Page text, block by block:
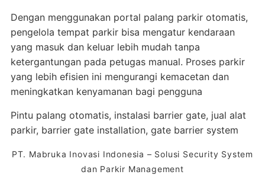
Dengan menggunakan portal palang parkir otomatis,
pengelola tempat parkir bisa mengatur kendaraan
yang masuk dan keluar lebih mudah tanpa
ketergantungan pada petugas manual. Proses parkir
yang lebih efisien ini mengurangi kemacetan dan
meningkatkan kenyamanan bagi pengguna
Pintu palang otomatis, instalasi barrier gate, jual alat
parkir, barrier gate installation, gate barrier system
PT. Mabruka Inovasi Indonesia – Solusi Security System
dan Parkir Management